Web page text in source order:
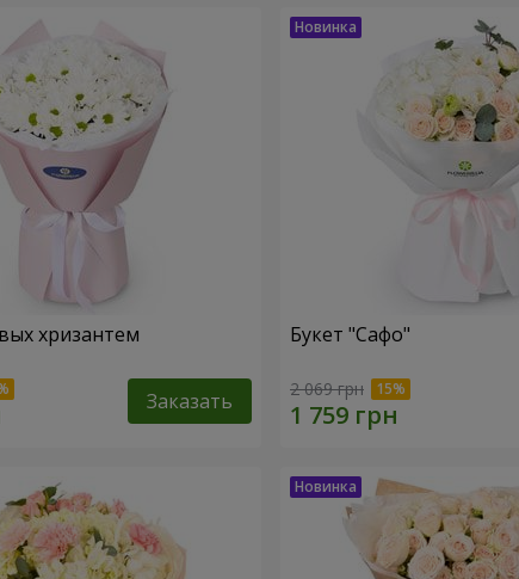
хризантем
Заказать
Букет "Сафо"
2 069 грн